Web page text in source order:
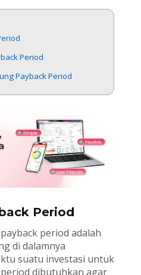
Period
Payback Period
Period
period adalah
di dalamnya
suatu investasi untuk
dibutuhkan agar